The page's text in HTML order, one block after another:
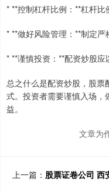
* **控制杠杆比例：**杠杆
* **做好风险管理：**制定严
* **谨慎投资：**配资炒股应
总之什么是配资炒股，股
式。投资者需要谨慎入场，
益。
文章为
上一篇： 股票证卷公司 西